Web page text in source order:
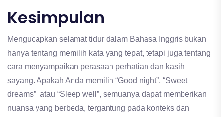
Kesimpulan
Mengucapkan selamat tidur dalam Bahasa Inggris bukan
hanya tentang memilih kata yang tepat, tetapi juga tentang
cara menyampaikan perasaan perhatian dan kasih
sayang. Apakah Anda memilih “Good night”, “Sweet
dreams”, atau “Sleep well”, semuanya dapat memberikan
nuansa yang berbeda, tergantung pada konteks dan